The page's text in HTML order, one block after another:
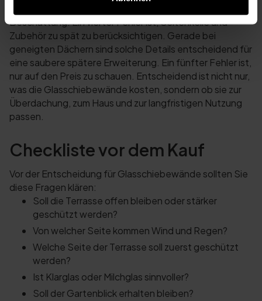
Beschattung. Ein vierter Fehler ist, Seitenkeile und
Zubehör zu spät zu berücksichtigen. Gerade bei
geneigten Dächern sind solche Details entscheidend für
eine saubere spätere Erweiterung. Ein fünfter Fehler ist,
nur auf den Preis zu schauen. Entscheidend ist nicht nur,
was die Glasschiebewände kosten, sondern ob sie zur
Überdachung, zum Haus und zur langfristigen Nutzung
passen.
Checkliste vor dem Kauf
Vor der Entscheidung für Glasschiebewände sollten Sie
diese Fragen klären:
Soll die Terrasse offen bleiben oder stärker
geschützt werden?
Von welcher Seite kommen Wind und Regen?
Welche Seite der Terrasse soll zuerst geschützt
werden?
Ist Klarglas oder Milchglas sinnvoller?
Soll der Gartenblick erhalten bleiben?